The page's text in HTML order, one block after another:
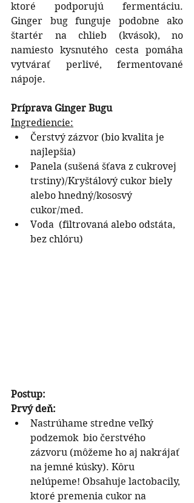
ktoré podporujú fermentáciu.
Ginger bug funguje podobne ako
štartér na chlieb (kvások), no
namiesto kysnutého cesta pomáha
vytvárať perlivé, fermentované
nápoje.
Príprava Ginger Bugu
Ingrediencie:
Čerstvý zázvor (bio kvalita je
najlepšia)
Panela (sušená šťava z cukrovej
trstiny)/Kryštálový cukor biely
alebo hnedný/kososvý
cukor/med.
Voda  (filtrovaná alebo odstáta,
bez chlóru)
Postup:
Prvý deň:
Nastrúhame stredne veľký
podzemok  bio čerstvého
zázvoru (môžeme ho aj nakrájať
na jemné kúsky). Kôru
nelúpeme! Obsahuje lactobacily,
ktoré premenia cukor na